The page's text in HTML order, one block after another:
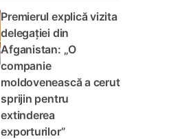
Premierul explică vizita
delegației din
Afganistan: „O
companie
moldovenească a cerut
sprijin pentru
extinderea
exporturilor”